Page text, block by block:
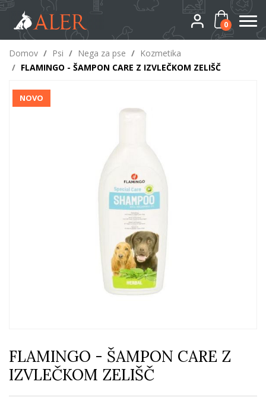
0
Domov / Psi / Nega za pse / Kozmetika
/ FLAMINGO - ŠAMPON CARE Z IZVLEČKOM ZELIŠČ
NOVO
FLAMINGO - ŠAMPON CARE Z
IZVLEČKOM ZELIŠČ